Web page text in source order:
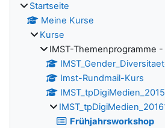
Startseite
Meine Kurse
Kurse
IMST-Themenprogramme -
Imst-Rundmail-Kurs
Frühjahrsworkshop